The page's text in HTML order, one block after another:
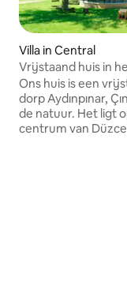
Villa in Central
Vrijstaand huis in
omringd door
Ons huis is een
dorp Aydınpınar,
de natuur. Het ligt
centrum van